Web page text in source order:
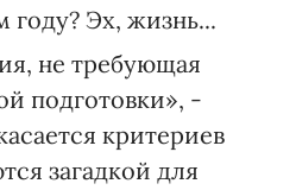
году? Эх, жизнь...
не требующая
подготовки», -
критериев
загадкой для